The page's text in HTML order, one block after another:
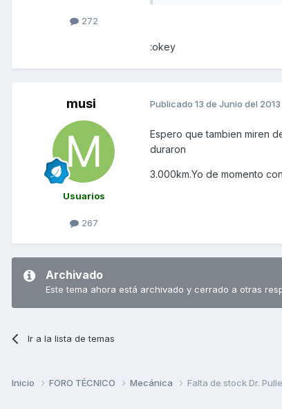
272
:okey
musi
Usuarios
267
Publicado 13 de Junio del 2013
Espero que tambien miren
duraron
3.000km.Yo de momento
Archivado
Este tema ahora está archivado y cerrado a otras
Ir a la lista de temas
Inicio FORO TÉCNICO Mecánica Falta de stock Dr.